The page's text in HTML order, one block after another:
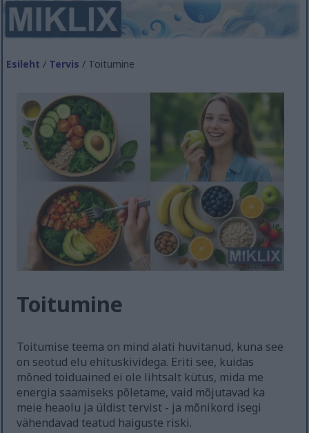
Esileht / Tervis / Toitumine
Toitumine
Toitumise teema on mind alati huvitanud, kuna see
on seotud elu ehituskividega. Eriti see, kuidas
mõned toiduained ei ole lihtsalt kütus, mida me
energia saamiseks põletame, vaid mõjutavad ka
meie heaolu ja üldist tervist - ja mõnikord isegi
vähendavad teatud haiguste riski.